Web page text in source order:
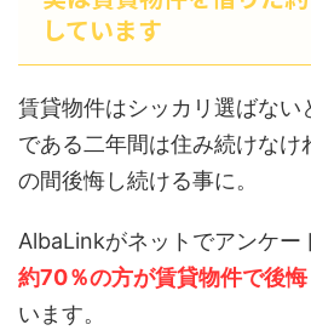
しています
賃貸物件はシッカリ選ばない
である二年間は住み続けなけ
の間後悔し続ける事に。
AlbaLinkがネットでアンケー
約70％の方が賃貸物件で後悔
います。